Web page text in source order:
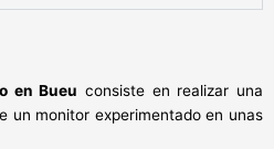
en Bueu consiste en realizar una
un monitor experimentado en unas